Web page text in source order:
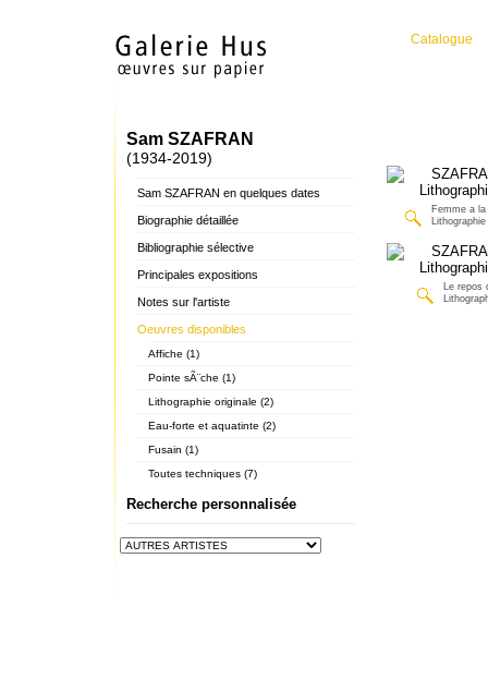
Catalogue
Sam SZAFRAN
(1934-2019)
Sam SZAFRAN en quelques dates
Biographie détaillée
Bibliographie sélective
Principales expositions
Notes sur l'artiste
Oeuvres disponibles
Affiche (1)
Pointe sÃ¨che (1)
Lithographie originale (2)
Eau-forte et aquatinte (2)
Fusain (1)
Toutes techniques (7)
Recherche personnalisée
Femme a
Le repos